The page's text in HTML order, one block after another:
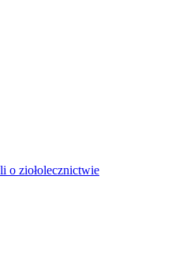
o ziołolecznictwie